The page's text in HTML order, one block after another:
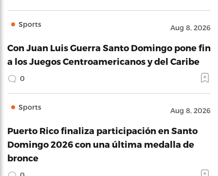
Sports Aug 8, 2026
Con Juan Luis Guerra Santo Domingo pone fin
a los Juegos Centroamericanos y del Caribe
0
Sports Aug 8, 2026
Puerto Rico finaliza participación en Santo
Domingo 2026 con una última medalla de
bronce